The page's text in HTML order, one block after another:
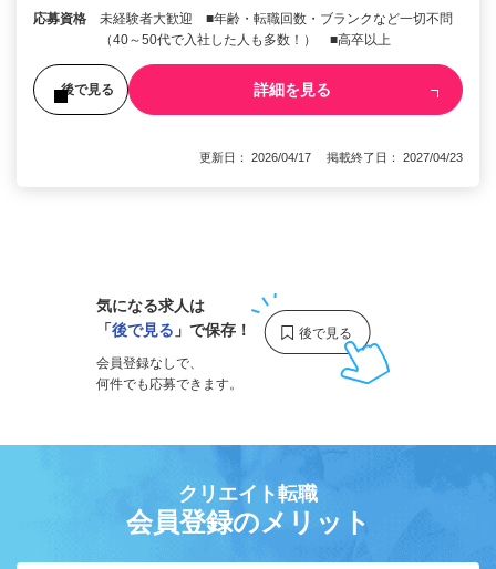
応募資格
未経験者大歓迎 ■年齢・転職回数・ブランクなど一切不問
（40～50代で入社した人も多数！） ■高卒以上
後で見る 詳細を見る
更新日： 2026/04/17 掲載終了日： 2027/04/23
気になる求人は
「後で見る 」で保存！
会員登録なしで、
何件でも応募できます。
クリエイト転職
会員登録のメリット